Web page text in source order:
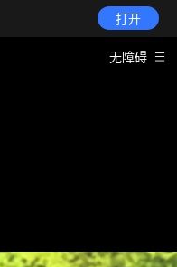
打开
无障碍